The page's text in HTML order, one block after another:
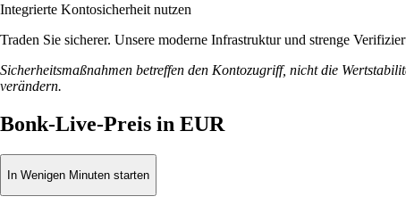
Integrierte Kontosicherheit nutzen
Traden Sie sicherer. Unsere moderne Infrastruktur und strenge
Sicherheitsmaßnahmen betreffen den Kontozugriff, nicht die
verändern.
Bonk-Live-Preis in EUR
In Wenigen Minuten starten